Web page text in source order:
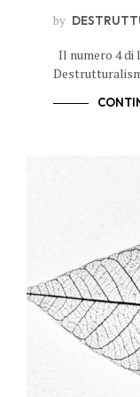
by
Il numero 4 di